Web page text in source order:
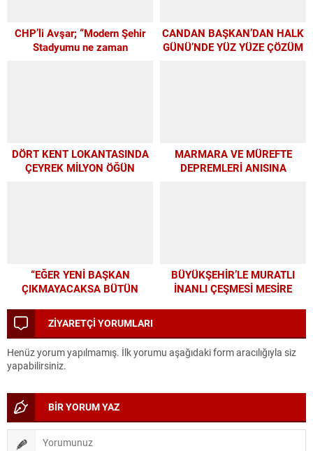
CHP’li Avşar; “Modern Şehir
Stadyumu ne zaman
CANDAN BAŞKAN’DAN HALK
GÜNÜ’NDE YÜZ YÜZE ÇÖZÜM
DÖRT KENT LOKANTASINDA
ÇEYREK MİLYON ÖĞÜN
MARMARA VE MÜREFTE
DEPREMLERİ ANISINA
“EĞER YENİ BAŞKAN
ÇIKMAYACAKSA BÜTÜN
HARCAYALIM”
BÜYÜKŞEHİR’LE MURATLI
İNANLI ÇEŞMESİ MESİRE
ZİYARETÇİ YORUMLARI
Henüz yorum yapılmamış. İlk yorumu aşağıdaki form aracılığıyla siz
yapabilirsiniz.
BİR YORUM YAZ